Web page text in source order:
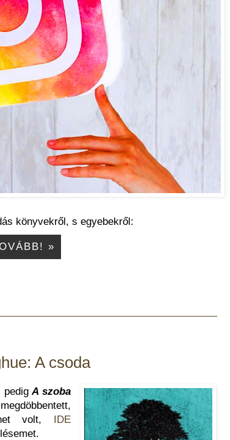
könyvekről, s egyebekről:
»
A csoda
pedigA szoba
volt, IDE